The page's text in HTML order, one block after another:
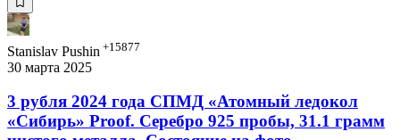
Stanislav Pushin +15877
30 марта 2025
3 рубля 2024 года СПМД «Атомный ледокол
«Сибирь» Proof. Серебро 925 пробы, 31.1 грамм